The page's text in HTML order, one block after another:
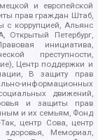
и европейской
прав граждан Штаб,
с коррупцией, Альянс
Петербург,
инициатива,
преступности,
Центр поддержки и
В защиту прав
информационных
движений,
и защиты прав
и их семьям, Фонд
центр Сова, центр
Мемориал,